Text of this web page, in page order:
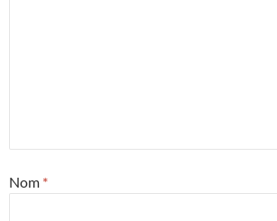
Nom *